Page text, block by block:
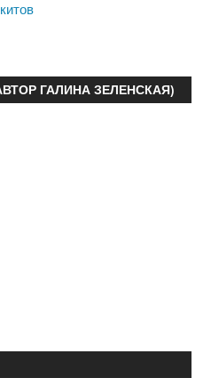
ГАЛИНА ЗЕЛЕНСКАЯ)